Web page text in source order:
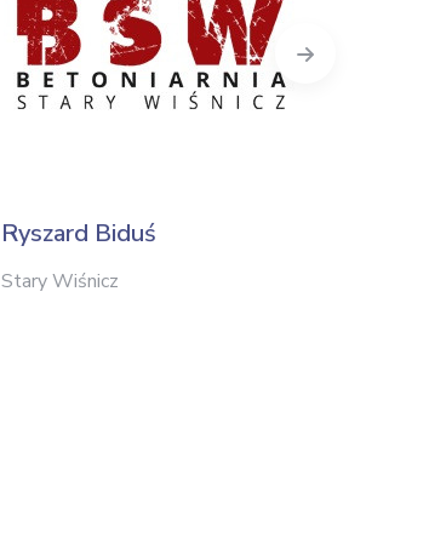
Ryszard Biduś
Stary Wiśnicz